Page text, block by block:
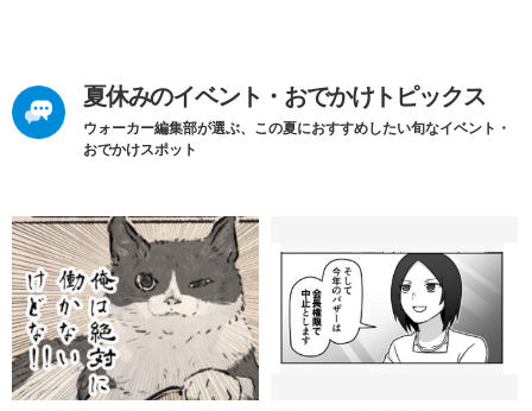
夏休みのイベント・おでかけトピックス
ウォーカー編集部が選ぶ、この夏におすすめしたい旬なイベント・
おでかけスポット